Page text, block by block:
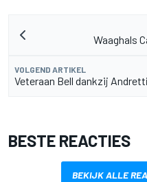
Waaghals
VOLGEND ARTIKEL
Veteraan Bell dankzij
BESTE REACTIES
BEKIJK ALLE